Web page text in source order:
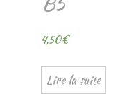
4,50€
Lire la suite